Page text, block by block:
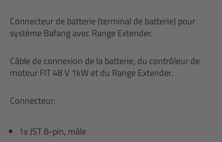
Connecteur de batterie (terminal de batterie) pour
système Bafang avec Range Extender.
Câble de connexion de la batterie, du contrôleur de
moteur FIT 48 V 1kW et du Range Extender.
Connecteur:
1x JST 8-pin, mâle